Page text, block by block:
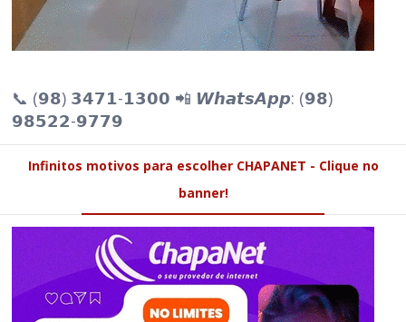
📞 (𝟵𝟴) 𝟯𝟰𝟳𝟭-𝟭𝟯𝟬𝟬 📲 𝙒𝙝𝙖𝙩𝙨𝘼𝙥𝙥: (𝟵𝟴)
𝟵𝟴𝟱𝟮𝟮-𝟵𝟳𝟳𝟵
Infinitos motivos para escolher CHAPANET - Clique no
banner!